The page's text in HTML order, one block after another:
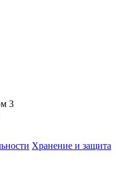
3
Хранение и защита